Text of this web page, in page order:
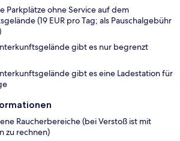
Parkplätze ohne Service auf dem
(19 EUR pro Tag; als Pauschalgebühr
gibt es nur begrenzt
gibt es eine Ladestation für
Raucherbereiche (bei Verstoß ist mit
zu rechnen)